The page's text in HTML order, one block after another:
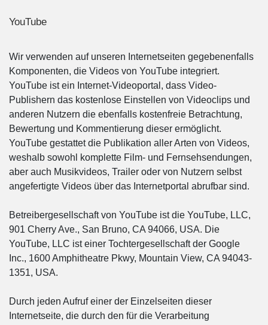
YouTube
Wir verwenden auf unseren Internetseiten gegebenenfalls
Komponenten, die Videos von YouTube integriert.
YouTube ist ein Internet-Videoportal, dass Video-
Publishern das kostenlose Einstellen von Videoclips und
anderen Nutzern die ebenfalls kostenfreie Betrachtung,
Bewertung und Kommentierung dieser ermöglicht.
YouTube gestattet die Publikation aller Arten von Videos,
weshalb sowohl komplette Film- und Fernsehsendungen,
aber auch Musikvideos, Trailer oder von Nutzern selbst
angefertigte Videos über das Internetportal abrufbar sind.
Betreibergesellschaft von YouTube ist die YouTube, LLC,
901 Cherry Ave., San Bruno, CA 94066, USA. Die
YouTube, LLC ist einer Tochtergesellschaft der Google
Inc., 1600 Amphitheatre Pkwy, Mountain View, CA 94043-
1351, USA.
Durch jeden Aufruf einer der Einzelseiten dieser
Internetseite, die durch den für die Verarbeitung